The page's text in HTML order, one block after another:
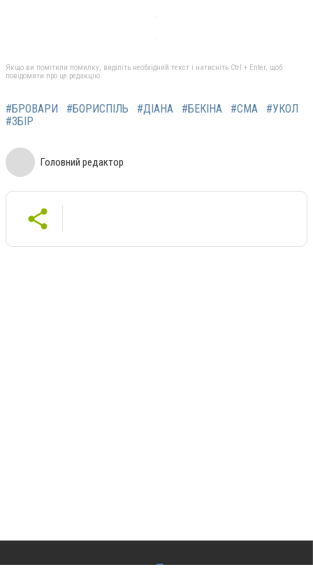
Якщо ви помітили помилку, виділіть необхідний текст і натисніть Ctrl + Enter, щоб
повідомити про це редакцію
#БРОВАРИ #БОРИСПІЛЬ #ДІАНА #БЕКІНА #СМА
#УКОЛ
#ЗБІР
Головний редактор